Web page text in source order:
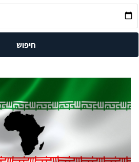
חיפוש